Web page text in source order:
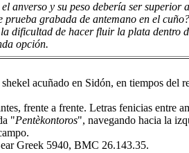
anverso y su peso debería ser
grabada de antemano en el
dificultad de hacer fluir la plata dentro
opción.
acuñado en Sidón, en tiempos del
frente a frente. Letras fenicias entre
"Pentèkontoros", navegando hacia la
Greek 5940, BMC 26.143.35.